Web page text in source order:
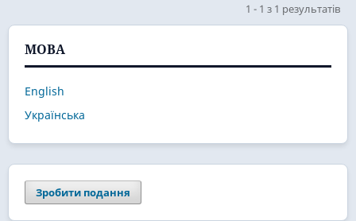
1 - 1 з 1 результатів
МОВА
English
Українська
Зробити подання